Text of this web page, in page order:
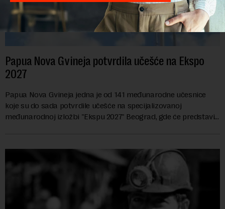
Papua Nova Gvineja potvrdila učešće na Ekspo
2027
Papua Nova Gvineja jedna je od 141 međunarodne učesnice
koje su do sada potvrdile učešće na specijalizovanoj
međunarodnoj izložbi "Ekspu 2027" Beograd, gde će predstaviti